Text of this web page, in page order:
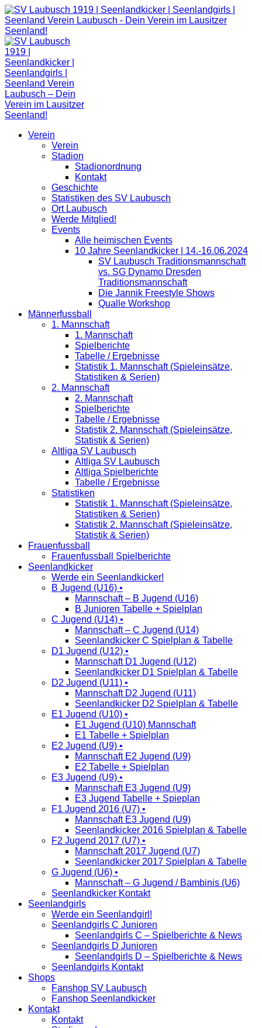
Zum
Inhalt
springen
Verein
Verein
Stadion
Stadionordnung
Kontakt
Geschichte
Statistiken des SV Laubusch
Ort Laubusch
Werde Mitglied!
Events
Alle heimischen Events
10 Jahre Seenlandkicker | 14.-16.06.2024
SV Laubusch Traditionsmannschaft
vs. SG Dynamo Dresden
Traditionsmannschaft
Die Jannik Freestyle Shows
Qualle Workshop
Männerfussball
1. Mannschaft
1. Mannschaft
Spielberichte
Tabelle / Ergebnisse
Statistik 1. Mannschaft (Spieleinsätze,
Statistiken & Serien)
2. Mannschaft
2. Mannschaft
Spielberichte
Tabelle / Ergebnisse
Statistik 2. Mannschaft (Spieleinsätze,
Statistik & Serien)
Altliga SV Laubusch
Altliga SV Laubusch
Altliga Spielberichte
Tabelle / Ergebnisse
Statistiken
Statistik 1. Mannschaft (Spieleinsätze,
Statistiken & Serien)
Statistik 2. Mannschaft (Spieleinsätze,
Statistik & Serien)
Frauenfussball
Frauenfussball Spielberichte
Seenlandkicker
Werde ein Seenlandkicker!
B Jugend (U16) •
Mannschaft – B Jugend (U16)
B Junioren Tabelle + Spielplan
C Jugend (U14) •
Mannschaft – C Jugend (U14)
Seenlandkicker C Spielplan & Tabelle
D1 Jugend (U12) •
Mannschaft D1 Jugend (U12)
Seenlandkicker D1 Spielplan & Tabelle
D2 Jugend (U11) •
Mannschaft D2 Jugend (U11)
Seenlandkicker D2 Spielplan & Tabelle
E1 Jugend (U10) •
E1 Jugend (U10) Mannschaft
E1 Tabelle + Spielplan
E2 Jugend (U9) •
Mannschaft E2 Jugend (U9)
E2 Tabelle + Spielplan
E3 Jugend (U9) •
Mannschaft E3 Jugend (U9)
E3 Jugend Tabelle + Spieplan
F1 Jugend 2016 (U7) •
Mannschaft E3 Jugend (U9)
Seenlandkicker 2016 Spielplan & Tabelle
F2 Jugend 2017 (U7) •
Mannschaft 2017 Jugend (U7)
Seenlandkicker 2017 Spielplan & Tabelle
G Jugend (U6) •
Mannschaft – G Jugend / Bambinis (U6)
Seenlandkicker Kontakt
Seenlandgirls
Werde ein Seenlandgirl!
Seenlandgirls C Junioren
Seenlandgirls C – Spielberichte & News
Seenlandgirls D Junioren
Seenlandgirls D – Spielberichte & News
Seenlandgirls Kontakt
Shops
Fanshop SV Laubusch
Fanshop Seenlandkicker
Kontakt
Kontakt